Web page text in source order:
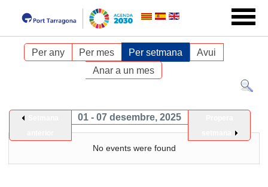
Per any Per mes Per setmana
Avui
Anar a un mes
01 - 07 desembre, 2025
No events were found